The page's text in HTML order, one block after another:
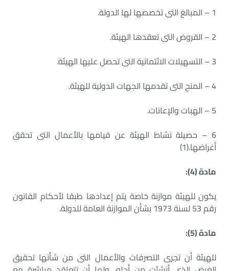
1 – المبالغ التى تخصصها لها الدولة.
2 – القروض التى تعقدها الهيئة.
3 – التسهيلات الائتمانية التى تحصل عليها الهيئة.
4 – المنح التى تقدمها الجهات الدولية للهيئة.
5 – الهبات والإعانات.
6 – حصيلة نشاط الهيئة عن قيامها بالأعمال التى تحقق
أغراضها.(1)
مادة (4):
يكون للهيئة موازنة خاصة يتم إعدادها طبقا لأحكام القانون
رقم 53 لسنة 1973 بشأن الموازنة العامة للدولة.
مادة (5):
للهيئة أن تجرى التصرفات والأعمال التى من شأنها تحقيق